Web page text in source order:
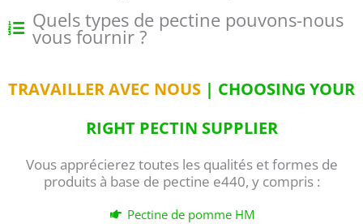
Quels types de pectine pouvons-nous
vous fournir ?
TRAVAILLER AVEC NOUS | CHOOSING YOUR
RIGHT PECTIN SUPPLIER
Vous apprécierez toutes les qualités et formes de
produits à base de pectine e440, y compris :
Pectine de pomme HM